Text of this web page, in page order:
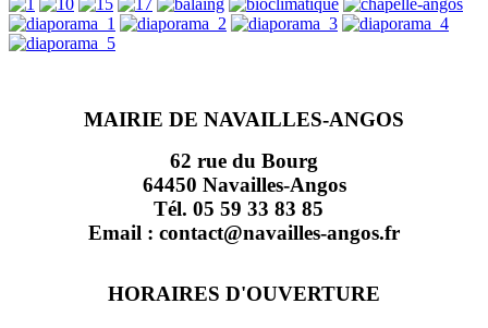
MAIRIE DE NAVAILLES-ANGOS
62 rue du Bourg
64450 Navailles-Angos
Tél. 05 59 33 83 85
Email : contact@navailles-angos.fr
HORAIRES D'OUVERTURE